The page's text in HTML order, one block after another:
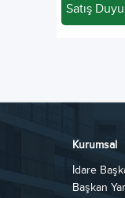
Satış
Kurumsal
İdare
Başkan